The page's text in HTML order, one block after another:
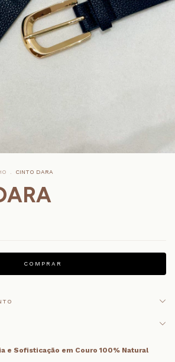
. CINTO DARA
e Sofisticação em Couro 100% Natural